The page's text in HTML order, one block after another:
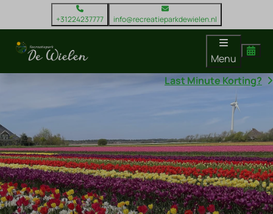
+31224237777 info@recreatieparkdewielen.nl
Menu
Last Minute Korting?